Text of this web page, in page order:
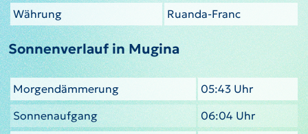
Währung
Ruanda-Franc
Sonnenverlauf in Mugina
Morgendämmerung
05:43 Uhr
Sonnenaufgang
06:04 Uhr